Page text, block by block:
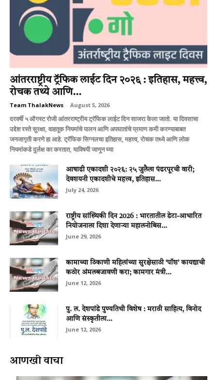
आंतरराष्ट्रीय ट्रॅफिक लाईट दिन २०२६ : इतिहास, महत्त्व,
रोचक तथ्ये आणि...
Team ThalakNews - August 5, 2026
दरवर्षी ५ ऑगस्ट रोजी आंतरराष्ट्रीय ट्रॅफिक लाईट दिन साजरा केला जातो. या दिवसाचा
उद्देश रस्ते सुरक्षा, वाहतूक नियमांचे पालन आणि अपघातांचे प्रमाण कमी करण्याबाबत
जनजागृती करणे हा आहे. ट्रॅफिक सिग्नलचा इतिहास, महत्त्व, रोचक तथ्ये आणि लोक
नियमांकडे दुर्लक्ष का करतात, याविषयी जाणून घ्या
आषाढी एकादशी २०२६: २५ जुलैला पंढरपूरची वारी;
देवशयनी एकादशीचे महत्त्व, इतिहास...
July 24, 2026
राष्ट्रीय सांख्यिकी दिन 2026 : भारतातील डेटा-आधारित
नियोजनाला दिशा देणाऱ्या महालनोबिस...
June 29, 2026
कामाच्या ठिकाणी महिलांच्या सुरक्षेसाठी ‘पॉश’ कायद्याची
कठोर अंमलबजावणी करा; कामगार मंत्री...
June 12, 2026
पु. ल. देशपांडे पुण्यतिथी विशेष : मराठी साहित्य, विनोद
आणि संस्कृतीला...
June 12, 2026
आणखी वाचा